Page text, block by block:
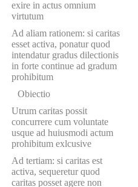
exire in actus omnium
virtutum
Ad aliam rationem: si caritas
esset activa, ponatur quod
intendatur gradus dilectionis
in forte continue ad gradum
prohibitum
Obiectio
Utrum caritas possit
concurrere cum voluntate
usque ad huiusmodi actum
prohibitum exlcusive
Ad tertiam: si caritas est
activa, sequeretur quod
caritas posset agere non